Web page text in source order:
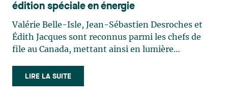
édition spéciale en énergie
Valérie Belle-Isle, Jean-Sébastien Desroches et
Édith Jacques sont reconnus parmi les chefs de
file au Canada, mettant ainsi en lumière
le domaine du droit des technologies. Valérie
Belle-Isle est associée au sein du groupe de droit
LIRE LA SUITE